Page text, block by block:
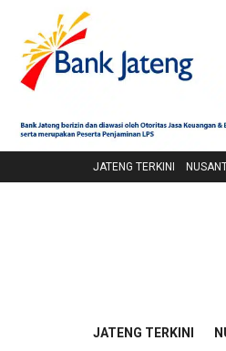
JATENG TERKINI
JATENG TERKINI